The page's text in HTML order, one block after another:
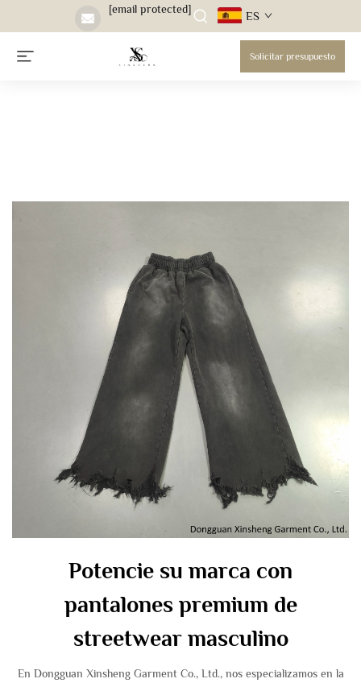
[email protected] ES
Solicitar presupuesto
Potencie su marca con
pantalones premium de
streetwear masculino
En Dongguan Xinsheng Garment Co., Ltd., nos especializamos en la